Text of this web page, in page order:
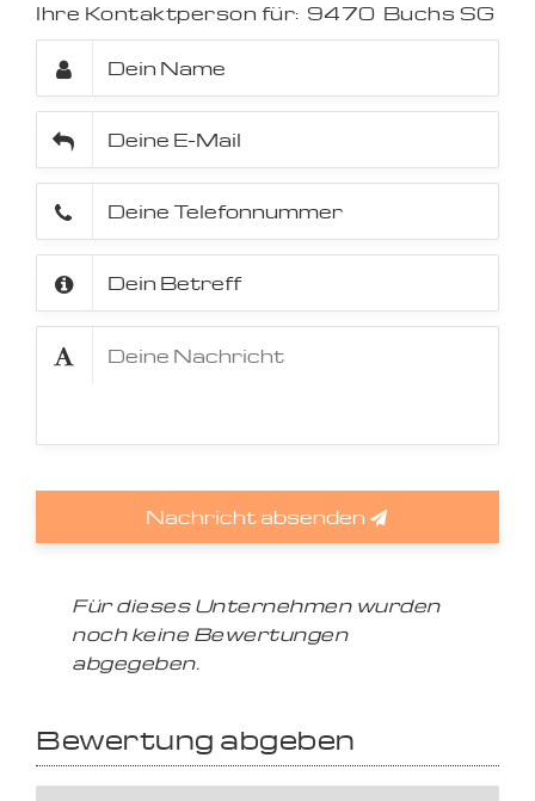
Ihre Kontaktperson für: 9470 Buchs SG
Nachricht absenden
Für dieses Unternehmen wurden
noch keine Bewertungen
abgegeben.
Bewertung abgeben